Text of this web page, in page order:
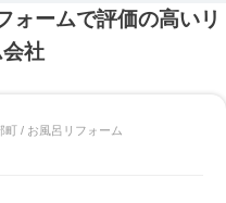
ォームで評価の高いリ
社
町 / お風呂リフォーム